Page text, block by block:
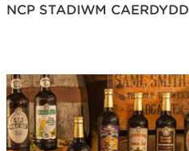
NCP STADIWM CAERDYDD